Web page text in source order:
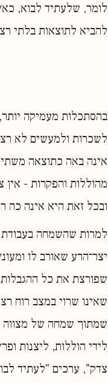
לומר, שלעתיד לבוא,
להביא לתוצאות בלתי
בהסתכלות מעמיקה
לשכרות ולמעשים לא
אינה באה כתוצאה
מהוללות והפקרות -
ובכל זאת היא אינה כה
למרות שהשמחה בעבודת
יצר־הרע שאורב לו
שפורצת את כל
שאינו שרוי במצב רוח
שמתוך שמחה של מצווה
לידי הוללות, ליצנות
צדק", ערכים "לעתיד